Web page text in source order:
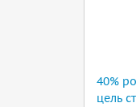
40%
цель